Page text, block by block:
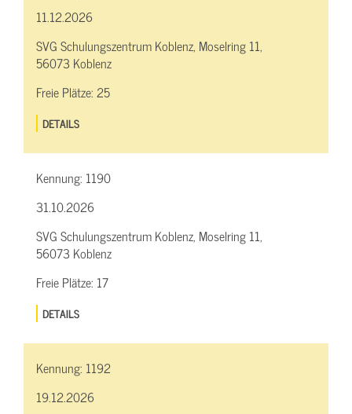
11.12.2026
SVG Schulungszentrum Koblenz, Moselring 11,
56073 Koblenz
Freie Plätze:25
DETAILS
Kennung: 1190
31.10.2026
SVG Schulungszentrum Koblenz, Moselring 11,
56073 Koblenz
Freie Plätze: 17
DETAILS
Kennung: 1192
19.12.2026